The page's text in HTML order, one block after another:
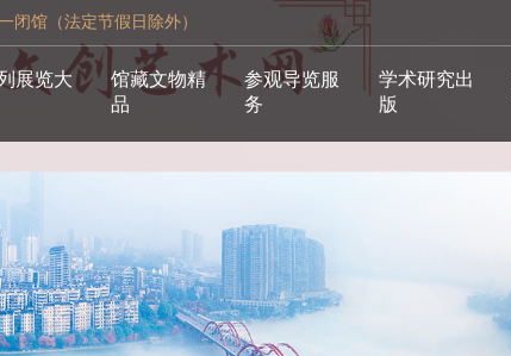
闭馆（法定节假日除外）
展览大
馆藏文物精
品
参观导览服
务
学术研究出
版